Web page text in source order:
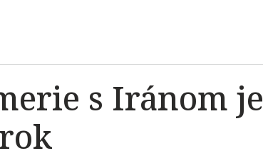
s Iránom